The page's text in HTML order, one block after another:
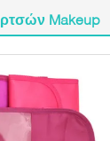
Makeup